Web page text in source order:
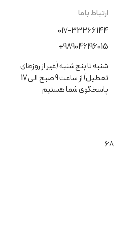
ارتباط با ما
017-33366144
+989046196015
شنبه تا پنج‌شنبه (غیر از روزهای
تعطیل) از ساعت 9 صبح الی 17
پاسخگوی شما هستیم